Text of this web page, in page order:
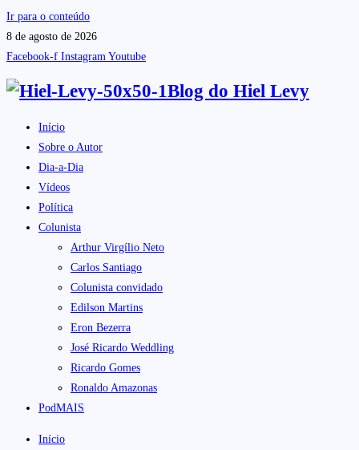
Ir para o conteúdo
8 de agosto de 2026
Facebook-f Instagram Youtube
Blog do Hiel Levy
Início
Sobre o Autor
Dia-a-Dia
Vídeos
Política
Colunista
Arthur Virgílio Neto
Carlos Santiago
Colunista convidado
Edilson Martins
Eron Bezerra
José Ricardo Weddling
Ricardo Gomes
Ronaldo Amazonas
PodMAIS
Início